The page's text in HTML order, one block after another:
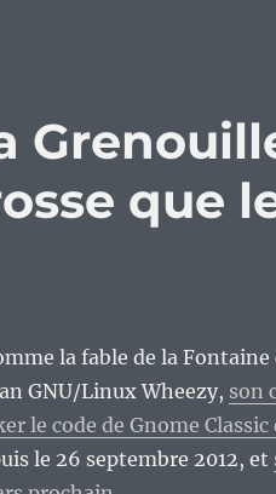
que
la fable de la
GNU/Linux Wheezy, son
le code de Gnome Classic
le 26 septembre 2012, et